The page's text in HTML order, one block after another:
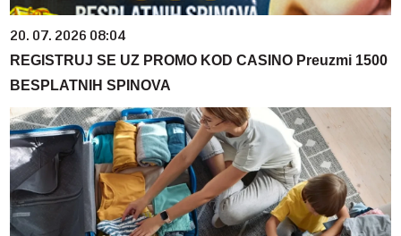
20. 07. 2026 08:04
REGISTRUJ SE UZ PROMO KOD CASINO Preuzmi 1500
BESPLATNIH SPINOVA